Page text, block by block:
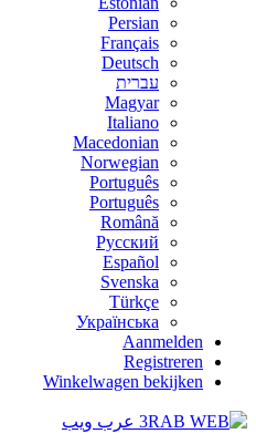
Persian
Français
Deutsch
עברית
Magyar
Italiano
Macedonian
Norwegian
Português
Português
Română
Русский
Español
Svenska
Türkçe
Українська
Aanmelden
Registreren
Winkelwagen bekijken